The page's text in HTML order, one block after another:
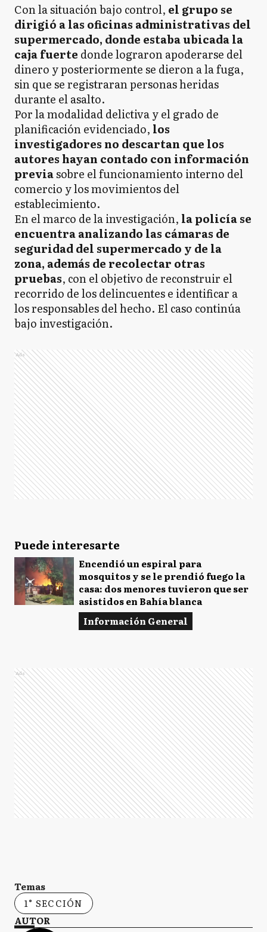
Con la situación bajo control, el grupo se
dirigió a las oficinas administrativas del
supermercado, donde estaba ubicada la
caja fuerte donde lograron apoderarse del
dinero y posteriormente se dieron a la fuga,
sin que se registraran personas heridas
durante el asalto.
Por la modalidad delictiva y el grado de
planificación evidenciado, los
investigadores no descartan que los
autores hayan contado con información
previasobre el funcionamiento interno del
comercio y los movimientos del
establecimiento.
En el marco de la investigación, la policía se
encuentra analizando las cámaras de
seguridad del supermercado y de la
zona, además de recolectar otras
pruebas, con el objetivo de reconstruir el
recorrido de los delincuentes e identificar a
los responsables del hecho. El caso continúa
bajo investigación.
Ads
Puede interesarte
Encendió un espiral para
mosquitos y se le prendió fuego la
casa: dos menores tuvieron que ser
asistidos en Bahía blanca
Información General
Ads
Temas
1° SECCIÓN
AUTOR